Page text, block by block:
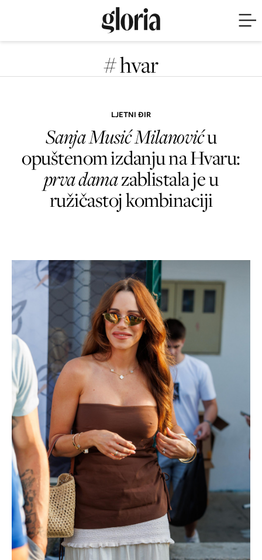
# hvar
LJETNI ĐIR
Sanja Musić Milanoviću
opuštenom izdanju na Hvaru:
prva damazablistala je u
ružičastoj kombinaciji